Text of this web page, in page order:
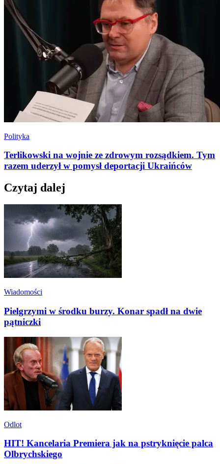
Polityka
Terlikowski na wojnie ze zdrowym rozsądkiem. Tym
razem uderzył w pomysł deportacji Ukraińców
Czytaj dalej
Wiadomości
Pielgrzymi w środku burzy. Konar spadł na dwie
pątniczki
Odlot
HIT! Kancelaria Premiera jak na pstryknięcie palca
Olbrychskiego